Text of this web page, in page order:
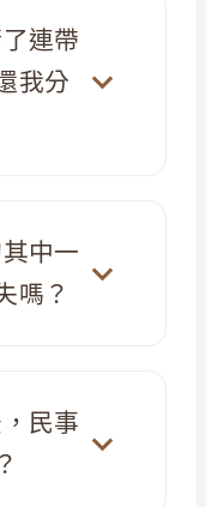
連帶
我分
中一
嗎？
民事